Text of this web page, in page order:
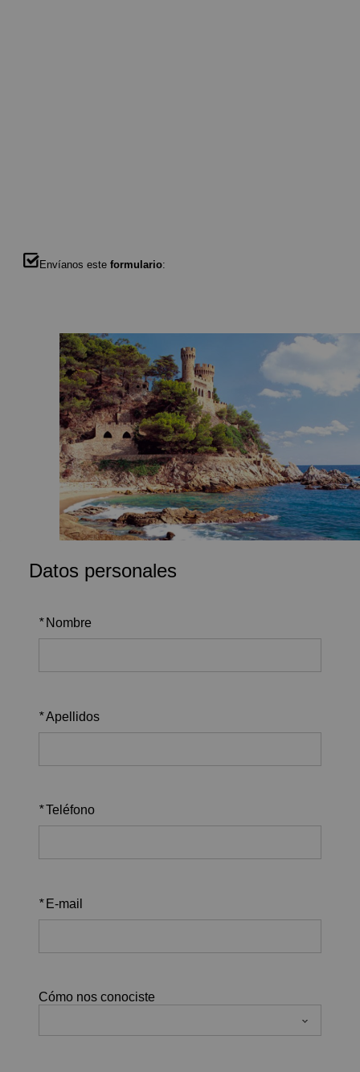
Envíanos este formulario:
Datos personales
* Nombre
*Apellidos
*Teléfono
* E-mail
Cómo nos conociste